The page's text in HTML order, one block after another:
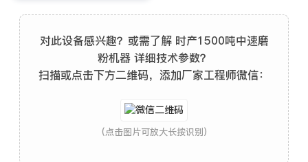
对此设备感兴趣？或需了解 时产1500吨中速磨
粉机器 详细技术参数？
扫描或点击下方二维码，添加厂家工程师微信：
(点击图片可放大长按识别)